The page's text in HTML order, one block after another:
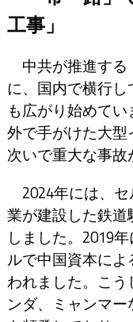
工事」
中共が推進する
に、国内で横行
も広がり始めて
外で手がけた大
次いで重大な事故
2024年には、
業が建設した鉄
しました。2019
ルで中国資本に
われました。こ
ンダ、ミャンマ